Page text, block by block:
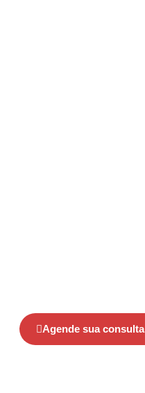
Agende sua consulta